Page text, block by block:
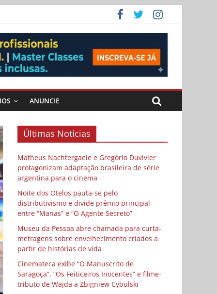
vida
Cybulski
ANUNCIE
Últimas Notícias
Matheus Nachtergaele e Gregório Duvivier
protagonizam adaptação brasileira de série
argentina para o cinema
Noite dos Otelos pauta-se pelo
distributivismo e divide prêmio principal
entre “Manas” e “O Agente Secreto”
Museu da Pessoa abre chamada para curta-
metragens sobre envelhecimento criados a
partir de histórias de vida
Cinemateca exibe “O Manuscrito de
Saragoça”, “Os Feiticeiros Inocentes” e filme-
tributo de Wajda a Zbigniew Cybulski